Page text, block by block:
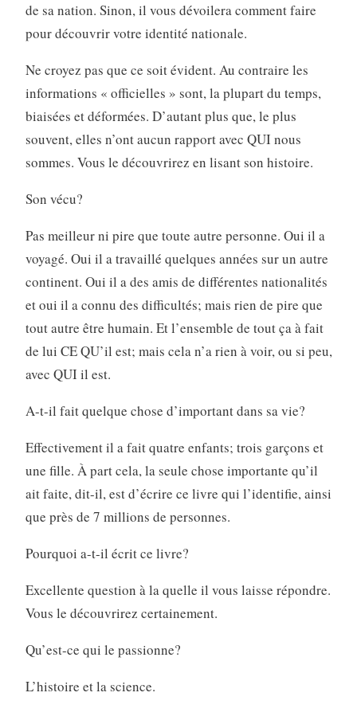
de sa nation. Sinon, il vous dévoilera comment faire
pour découvrir votre identité nationale.
Ne croyez pas que ce soit évident. Au contraire les
informations « officielles » sont, la plupart du temps,
biaisées et déformées. D’autant plus que, le plus
souvent, elles n’ont aucun rapport avec QUI nous
sommes. Vous le découvrirez en lisant son histoire.
Son vécu?
Pas meilleur ni pire que toute autre personne. Oui il a
voyagé. Oui il a travaillé quelques années sur un autre
continent. Oui il a des amis de différentes nationalités
et oui il a connu des difficultés; mais rien de pire que
tout autre être humain. Et l’ensemble de tout ça à fait
de lui CE QU’il est; mais cela n’a rien à voir, ou si peu,
avec QUI il est.
A-t-il fait quelque chose d’important dans sa vie?
Effectivement il a fait quatre enfants; trois garçons et
une fille. À part cela, la seule chose importante qu’il
ait faite, dit-il, est d’écrire ce livre qui l’identifie, ainsi
que près de 7 millions de personnes.
Pourquoi a-t-il écrit ce livre?
Excellente question à la quelle il vous laisse répondre.
Vous le découvrirez certainement.
Qu’est-ce qui le passionne?
L’histoire et la science.